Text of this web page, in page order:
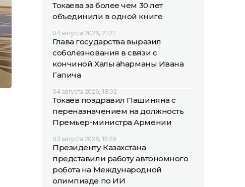
Токаева за более чем 30 лет
объединили в одной книге
04 августа 2026, 21:21
Глава государства выразил
соболезнования в связи с
кончиной Халық қаһарманы Ивана
Гапича
04 августа 2026, 18:02
Токаев поздравил Пашиняна с
переназначением на должность
Премьер-министра Армении
03 августа 2026, 15:29
Президенту Казахстана
представили работу автономного
робота на Международной
олимпиаде по ИИ